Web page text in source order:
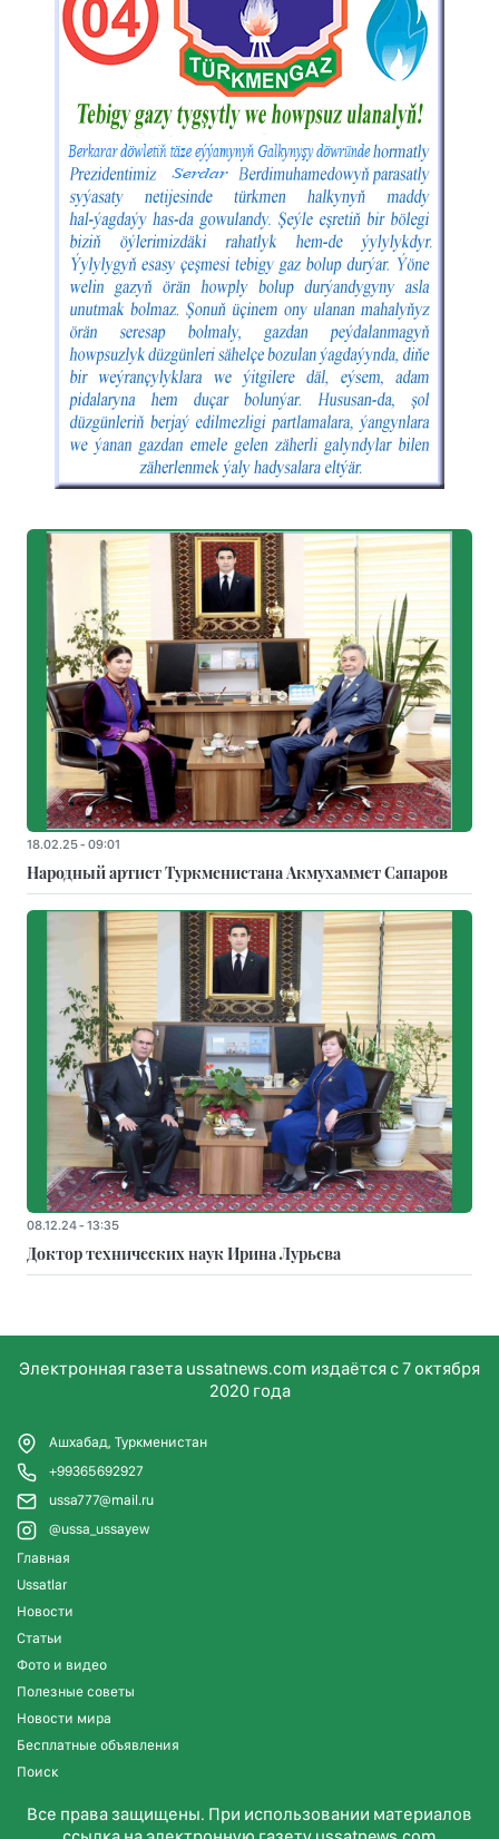
18.02.25 - 09:01
Народный артист Туркменистана Акмухаммет Сапаров
08.12.24 - 13:35
Доктор технических наук Ирина Лурьева
Электронная газета ussatnews.com издаётся с 7 октября
2020 года
Ашхабад, Туркменистан
+99365692927
ussa777@mail.ru
@ussa_ussayew
Главная
Ussatlar
Новости
Статьи
Фото и видео
Полезные советы
Новости мира
Бесплатные объявления
Поиск
Все права защищены. При использовании материалов